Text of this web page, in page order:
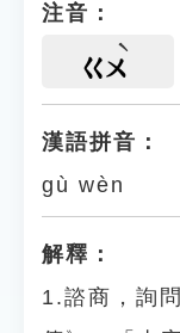
注音：
ㄍㄨ
漢語拼音：
gù wèn
解釋：
1.諮商，詢